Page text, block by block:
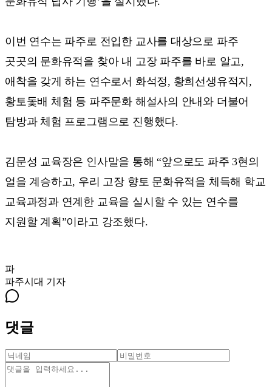
이번 연수는 파주로 전입한 교사를 대상으로 파주
곳곳의 문화유적을 찾아 내 고장 파주를 바로 알고,
애착을 갖게 하는 연수로서 화석정, 황희선생유적지,
황토돛배 체험 등 파주문화 해설사의 안내와 더불어
탐방과 체험 프로그램으로 진행했다.
김문성 교육장은 인사말을 통해 “앞으로도 파주 3현의
얼을 계승하고, 우리 고장 향토 문화유적을 체득해 학교
교육과정과 연계한 교육을 실시할 수 있는 연수를
지원할 계획”이라고 강조했다.
파
파주시대 기자
댓글